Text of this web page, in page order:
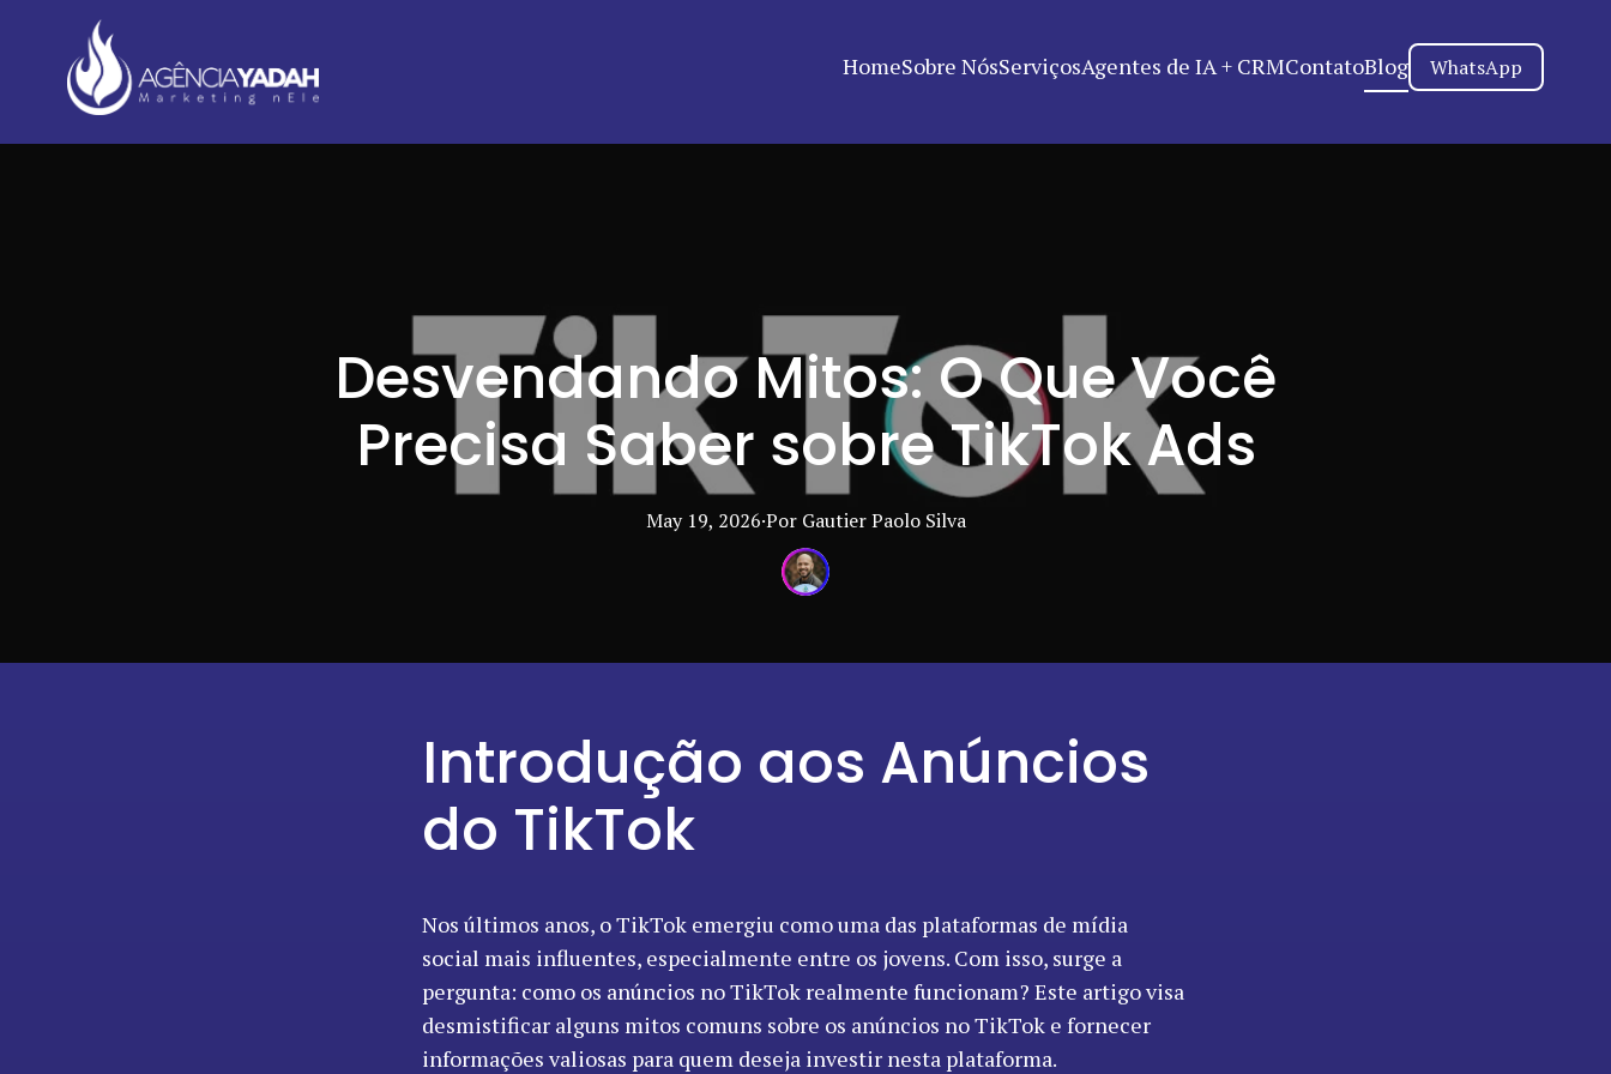
HomeSobre NósServiçosAgentes de IA + CRMContatoBlog WhatsApp
Desvendando Mitos: O Que Você
Precisa Saber sobre TikTok Ads
May 19, 2026·Por Gautier Paolo Silva
Introdução aos Anúncios
do TikTok
Nos últimos anos, o TikTok emergiu como uma das plataformas de mídia
social mais influentes, especialmente entre os jovens. Com isso, surge a
pergunta: como os anúncios no TikTok realmente funcionam? Este artigo visa
desmistificar alguns mitos comuns sobre os anúncios no TikTok e fornecer
informações valiosas para quem deseja investir nesta plataforma.